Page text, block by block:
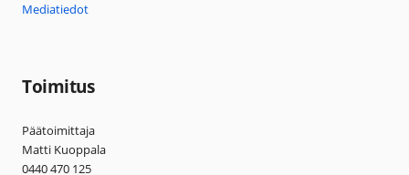
Mediatiedot
Toimitus
Päätoimittaja
Matti Kuoppala
0440 470 125